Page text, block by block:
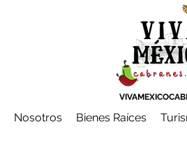
Nosotros Bienes Raíces